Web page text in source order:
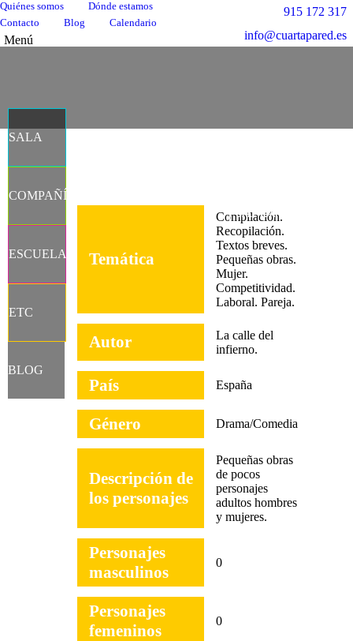
Quiénes somos
Dónde estamos
Contacto
Blog Calendario
Menú
915 172 317
info@cuartapared.es
SALA
COMPAÑÍA
ESCUELA
ETC
BLOG
CALENDAR
Facebook
se
en
nueva
X
página
se
en
página
en
página
en
página
en
Temática
Compilación.
Recopilación.
Textos breves.
Pequeñas obras.
Mujer.
Competitividad.
Laboral. Pareja.
Autor
La calle del
infierno.
País España
Género Drama/Comedia
Descripción de
los personajes
Pequeñas obras
de pocos
personajes
adultos hombres
y mujeres.
Personajes
masculinos
0
Personajes
femeninos
0